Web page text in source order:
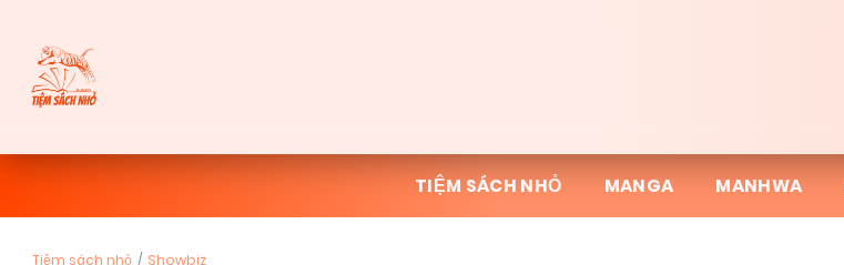
TIỆM SÁCH NHỎ MANGA MANHWA
Tiệm sách nhỏ Showbiz